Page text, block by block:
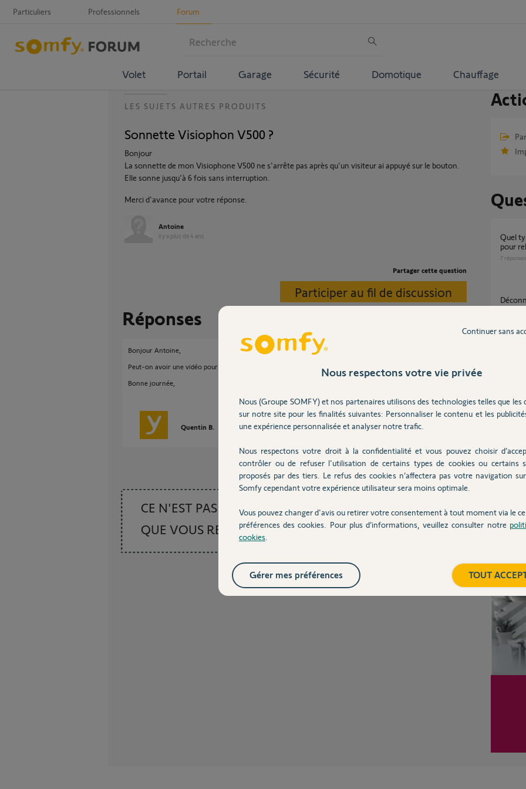
Particuliers Professionnels Forum
Volet Portail Garage Sécurité Domotique Chauffage
LES SUJETS AUTRES PRODUITS
Sonnette Visiophon V500 ?
Bonjour
La sonnette de mon Visiophone V500 ne s'arrête pas après qu'un visiteur ai appuyé sur le bouton.
Elle sonne jusqu'à 6 fois sans interruption.
Merci d'avance pour votre réponse.
Antoine
il y a plus de 4 ans
Partager cette question
Participer au fil de discussion
Réponses
Bonjour Antoine,
Peut-on avoir une vidéo pour comprendre ce qu'il se passe ?
Bonne journée,
Quentin B. il y a plus de 4 ans
CE N'EST PAS CE
QUE VOUS RECHERCHEZ
Posez votre question
Quel type de cable 2x0.75mm2 et classement
pour
7 réponses
Déconnection visiophone SOMFY V500
1réponse
Échec connexion visiophone V500 pro io
3réponses
Nous respectons votre vie privée
Nous (Groupe SOMFY) et nos partenaires utilisons des technologies telles que les
sur notre site pour les finalités suivantes: Personnaliser le contenu et les
une expérience personnalisée et analyser notre trafic.
Nous respectons votre droit à la confidentialité et vous pouvez choisir
contrôler ou de refuser l'utilisation de certains types de cookies ou certains
proposés par des tiers. Le refus des cookies n’affectera pas votre navigation
Somfy cependant votre expérience utilisateur sera moins optimale.
Vous pouvez changer d'avis ou retirer votre consentement à tout moment via le
préférences des cookies. Pour plus d’informations, veuillez consulter notre
cookies
Continuer sans
TOUT
Gérer mes préférences